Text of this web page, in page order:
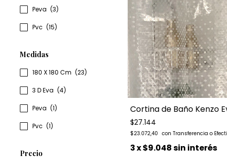
Peva (3)
Pvc (15)
Medidas
180 X 180 Cm (23)
3 D Eva (4)
Peva (1)
Pvc (1)
Precio
Cortina de Baño Kenzo
$27.144
$23.072,40
3x$9.048sin interés